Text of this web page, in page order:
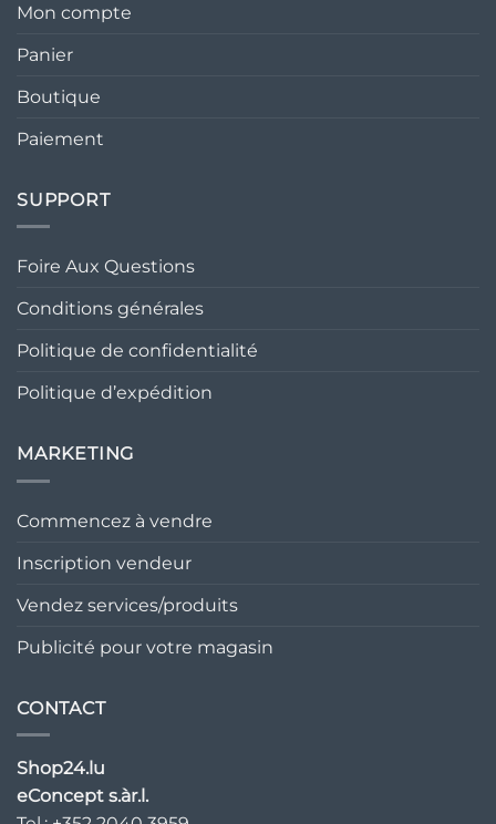
Mon compte
Panier
Boutique
Paiement
SUPPORT
Foire Aux Questions
Conditions générales
Politique de confidentialité
Politique d’expédition
MARKETING
Commencez à vendre
Inscription vendeur
Vendez services/produits
Publicité pour votre magasin
CONTACT
Shop24.lu
eConcept s.àr.l.